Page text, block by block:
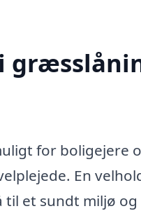
for boligejere
En
et sundt miljø og